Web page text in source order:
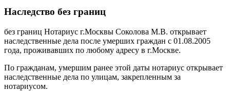
Наследство без границ
без границ Нотариус г.Москвы Соколова М.В. открывает
наследственные дела после умерших граждан с 01.08.2005
года, проживавших по любому адресу в г.Москве.
По гражданам, умершим ранее этой даты нотариус открывает
наследственные дела по улицам, закрепленным за
нотариусом.